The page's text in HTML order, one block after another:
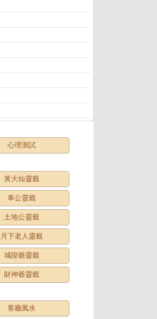
心理測試
黃大仙靈籤
車公靈籤
土地公靈籤
月下老人靈籤
城隍爺靈籤
財神爺靈籤
客廳風水